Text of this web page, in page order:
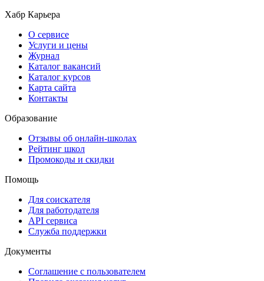
Хабр Карьера
О сервисе
Услуги и цены
Журнал
Каталог вакансий
Каталог курсов
Карта сайта
Контакты
Образование
Отзывы об онлайн-школах
Рейтинг школ
Промокоды и скидки
Помощь
Для соискателя
Для работодателя
API сервиса
Служба поддержки
Документы
Соглашение с пользователем